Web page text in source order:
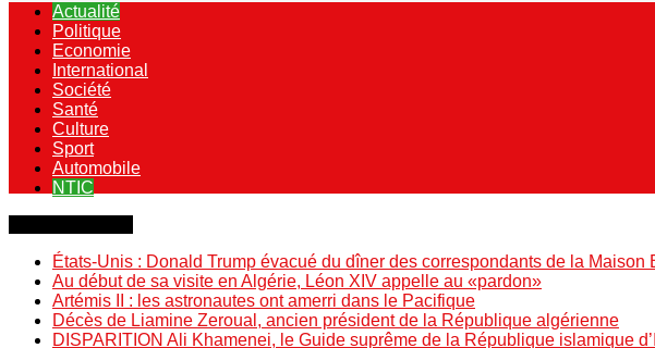
Actualité
Politique
Economie
International
Société
Santé
Culture
Sport
Automobile
NTIC
États-Unis : Donald Trump évacué du dîner des correspondants de la Maison
Au début de sa visite en Algérie, Léon XIV appelle au «pardon»
Artémis II : les astronautes ont amerri dans le Pacifique
Décès de Liamine Zeroual, ancien président de la République algérienne
DISPARITION Ali Khamenei, le Guide suprême de la République islamique